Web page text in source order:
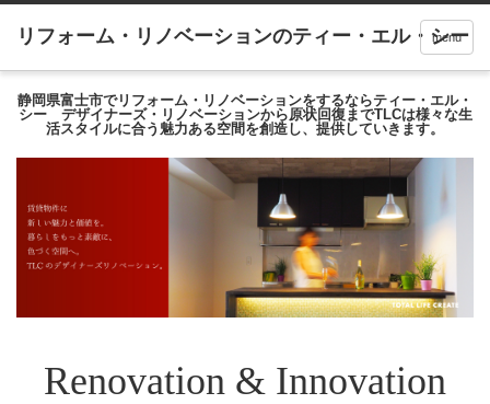
menu
静岡県富士市でリフォーム・リノベーションをするならティー・エル・
シー デザイナーズ・リノベーションから原状回復までTLCは様々な生
活スタイルに合う魅力ある空間を創造し、提供していきます。
Renovation & Innovation